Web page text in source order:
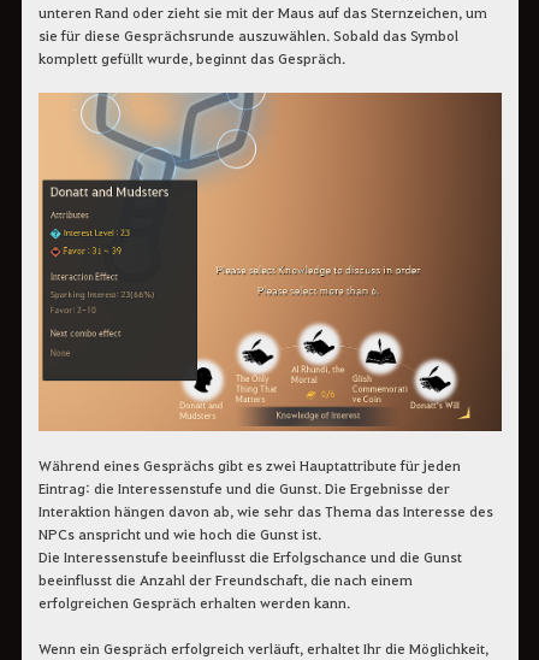
unteren Rand oder zieht sie mit der Maus auf das Sternzeichen, um
sie für diese Gesprächsrunde auszuwählen. Sobald das Symbol
komplett gefüllt wurde, beginnt das Gespräch.
Während eines Gesprächs gibt es zwei Hauptattribute für jeden
Eintrag: die Interessenstufe und die Gunst. Die Ergebnisse der
Interaktion hängen davon ab, wie sehr das Thema das Interesse des
NPCs anspricht und wie hoch die Gunst ist.
Die Interessenstufe beeinflusst die Erfolgschance und die Gunst
beeinflusst die Anzahl der Freundschaft, die nach einem
erfolgreichen Gespräch erhalten werden kann.
Wenn ein Gespräch erfolgreich verläuft, erhaltet Ihr die Möglichkeit,